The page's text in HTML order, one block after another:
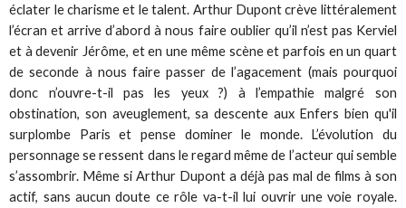
éclater le charisme et le talent. Arthur Dupont crève littéralement
l’écran et arrive d’abord à nous faire oublier qu’il n’est pas Kerviel
et à devenir Jérôme, et en une même scène et parfois en un quart
de seconde à nous faire passer de l’agacement (mais pourquoi
donc n’ouvre-t-il pas les yeux ?) à l’empathie malgré son
obstination, son aveuglement, sa descente aux Enfers bien qu'il
surplombe Paris et pense dominer le monde. L’évolution du
personnage se ressent dans le regard même de l’acteur qui semble
s’assombrir. Même si Arthur Dupont a déjà pas mal de films à son
actif, sans aucun doute ce rôle va-t-il lui ouvrir une voie royale.